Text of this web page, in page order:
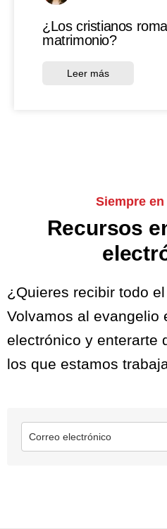
¿Los cristianos
matrimonio?
Leer más
Siempre
Recursos
¿Quieres recibir todo
Volvamos al evangelio
electrónico y enterarte
los que estamos